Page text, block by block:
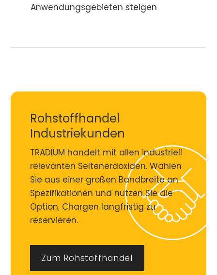
Anwendungsgebieten steigen
Rohstoffhandel
Industriekunden
TRADIUM handelt mit allen industriell
relevanten Seltenerdoxiden. Wählen
Sie aus einer großen Bandbreite an
Spezifikationen und nutzen Sie die
Option, Chargen langfristig zu
reservieren.
Zum Rohstoffhandel